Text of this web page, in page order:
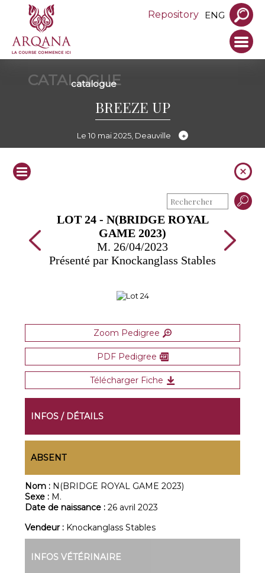
Repository ENG
CATALOGUE
catalogue
BREEZE UP
Le 10 mai 2025, Deauville
LOT 24 - N(BRIDGE ROYAL
GAME 2023)
M. 26/04/2023
Présenté par Knockanglass Stables
Zoom Pedigree
PDF Pedigree
Télécharger Fiche
INFOS / DÉTAILS
ABSENT
Nom : N(BRIDGE ROYAL GAME 2023)
Sexe : M.
Date de naissance :26 avril 2023
Vendeur : Knockanglass Stables
INFOS VÉTÉRINAIRE